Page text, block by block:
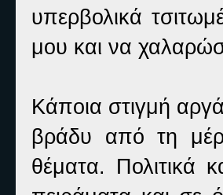
υπερβολικά
μου και να
Κάποια στιγμή
βράδυ από τη
θέματα. Πολιτικά